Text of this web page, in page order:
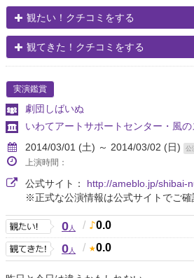
観たい！クチコミをする
観てきた！クチコミをする
実演鑑賞
劇団しばいぬ
いわてアートサポートセンター・風の
2014/03/01 (土) ～ 2014/03/02 (日)
公
上演時間：
公式サイト： http://ameblo.jp/shibai-
※正式な公演情報は公式サイトでご確
0人 / 0.0
0人 / 0.0